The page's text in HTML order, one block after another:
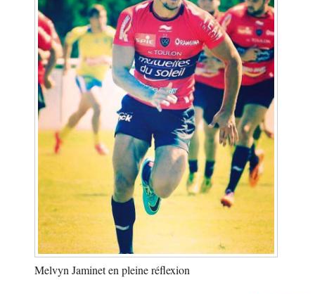
Melvyn Jaminet en pleine réflexion